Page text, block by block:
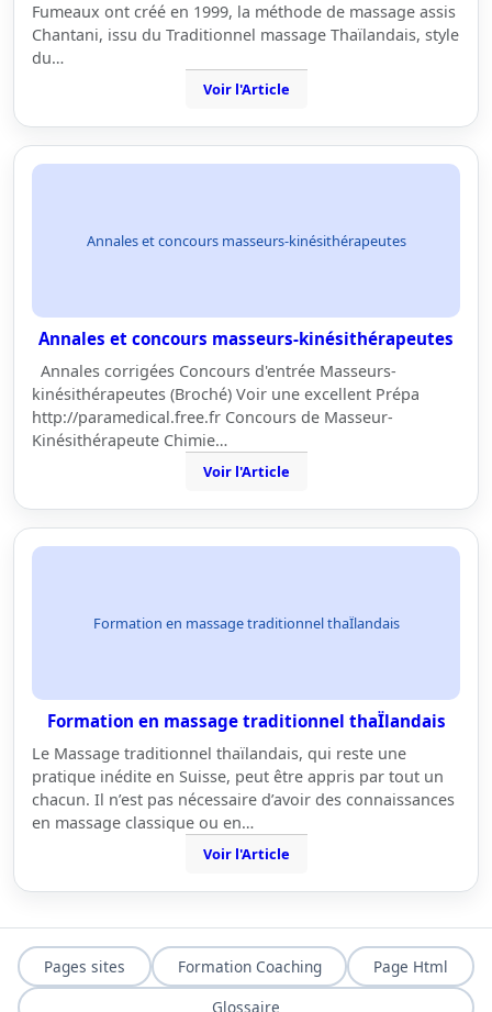
Fumeaux ont créé en 1999, la méthode de massage assis
Chantani, issu du Traditionnel massage Thaïlandais, style
du…
Voir l'Article
Annales et concours masseurs-kinésithérapeutes
Annales et concours masseurs-kinésithérapeutes
Annales corrigées Concours d'entrée Masseurs-
kinésithérapeutes (Broché) Voir une excellent Prépa
http://paramedical.free.fr Concours de Masseur-
Kinésithérapeute Chimie…
Voir l'Article
Formation en massage traditionnel thaÏlandais
Formation en massage traditionnel thaÏlandais
Le Massage traditionnel thaïlandais, qui reste une
pratique inédite en Suisse, peut être appris par tout un
chacun. Il n’est pas nécessaire d’avoir des connaissances
en massage classique ou en…
Voir l'Article
Pages sites Formation Coaching
Page Html
Glossaire